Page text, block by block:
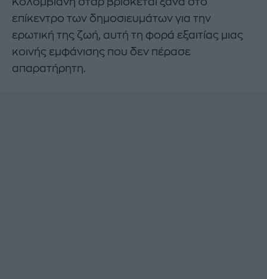
επίκεντρο των δημοσιευμάτων για την
ερωτική της ζωή, αυτή τη φορά εξαιτίας μιας
κοινής εμφάνισης που δεν πέρασε
απαρατήρητη.